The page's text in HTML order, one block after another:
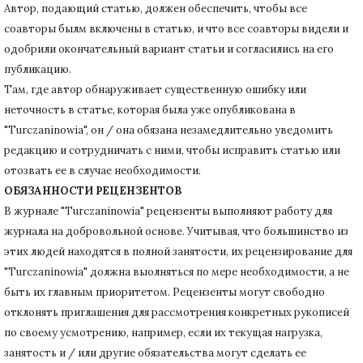
Автор, подающий статью, должен обеспечить, чтобы все
соавторы былм включены в статью, и что все соавторы видели и
одобрили окончательный вариант статьи и согласились на его
публикацию.
Там, где автор обнаруживает существенную ошибку или
неточность в статье, которая была уже опубликована в
"Turczaninowia", он / она обязана незамедлительно уведомить
редакцию и сотрудничать с ними, чтобы исправить статью или
отозвать ее в случае необходимости.
ОБЯЗАННОСТИ РЕЦЕНЗЕНТОВ
В журнале "Turczaninowia" рецензенты выполняют работу для
журнала на добровольной основе.Учитывая, что большинство из
этих людей находятся в полной занятости, их рецензирование для
"Turczaninowia" должна выолняться по мере необходимости, а не
быть их главным приоритетом. Рецензенты могут свободно
отклонять приглашения для рассмотрения конкретных рукописей
по своему усмотрению, например, если их текущая нагрузка,
занятость и / или другие обязательства могут сделать ее